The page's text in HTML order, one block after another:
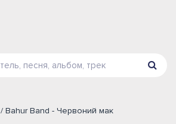
/ Bahur Band - Червоний мак